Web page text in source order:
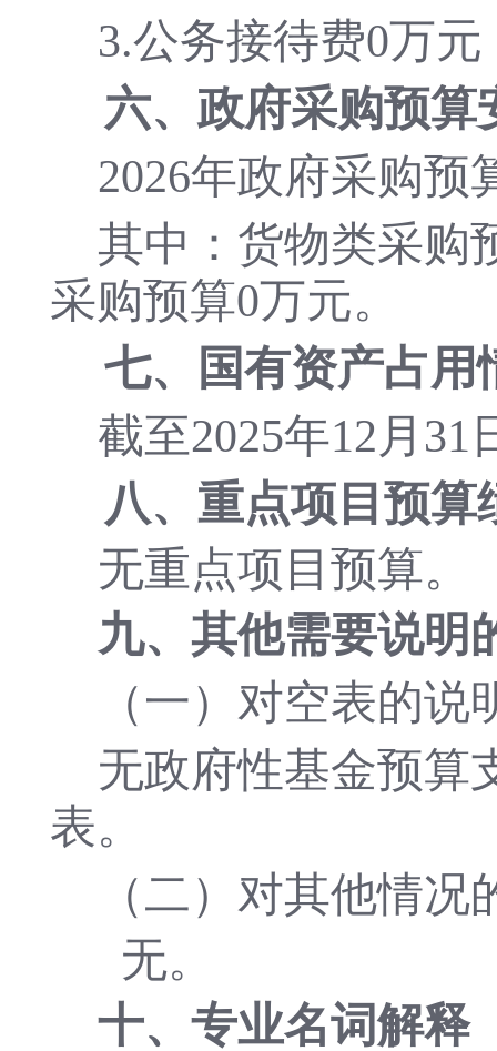
3.公务接待费0万元
六、政府采购预算
2026年政府采购预
其中：货物类采购
采购预算0万元。
七、国有资产占用
截至2025年12月31
八、重点项目预算
无重点项目预算。
九、其他需要说明
（一）对空表的说
无政府性基金预算
表。
（二） 对其他情况
无。
十、专业名词解释